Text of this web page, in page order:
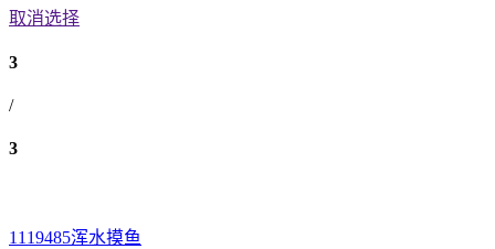
取消选择
3
/
3
1119485浑水摸鱼